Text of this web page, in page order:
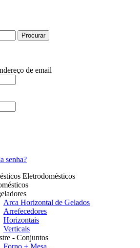
Procurar
de email
senha?
Eletrodomésticos
Arca Horizontal de Gelados
Arrefecedores
Horizontais
Verticais
- Conjuntos
Forno + Mesa